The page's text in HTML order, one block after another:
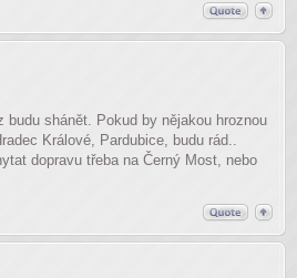
budu shánět. Pokud by nějakou hroznou
Králové, Pardubice, budu rád..
dopravu třeba na Černý Most, nebo